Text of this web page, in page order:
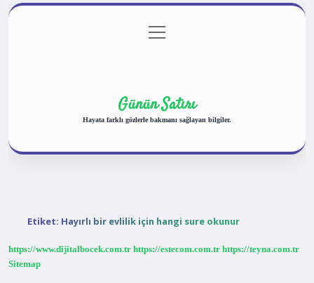
Gizlilik Politikası
menüyü
aç
Günün Satırı
Hayata farklı gözlerle bakmanı sağlayan bilgiler.
Etiket: Hayırlı bir evlilik için hangi sure okunur
https://www.dijitalbocek.com.tr https://estecom.com.tr https://teyna.com.tr
Sitemap